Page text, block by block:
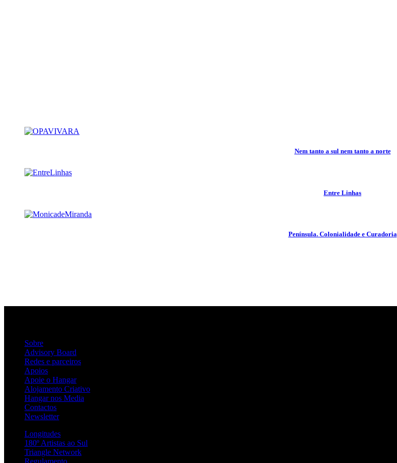
Nem tanto a sul nem tanto a norte
Entre Linhas
Península. Colonialidade e Curadoria
Sobre
Advisory Board
Redes e parceiros
Apoios
Apoie o Hangar
Alojamento Criativo
Hangar nos Media
Contactos
Newsletter
Longitudes
180º Artistas ao Sul
Triangle Network
Regulamento